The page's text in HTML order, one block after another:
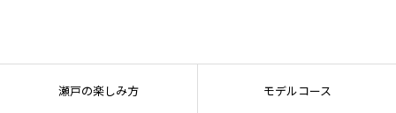
瀬戸の楽しみ方 モデルコース